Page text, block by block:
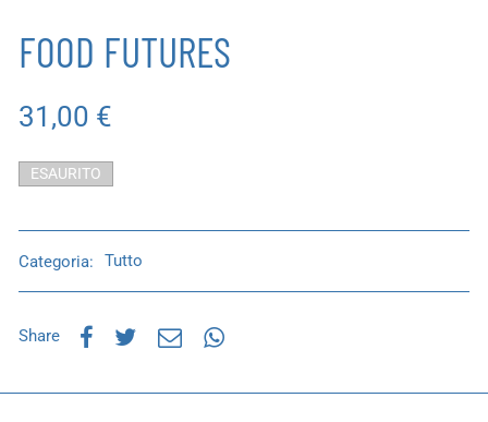
FOOD FUTURES
31,00 €
ESAURITO
Categoria: Tutto
Share